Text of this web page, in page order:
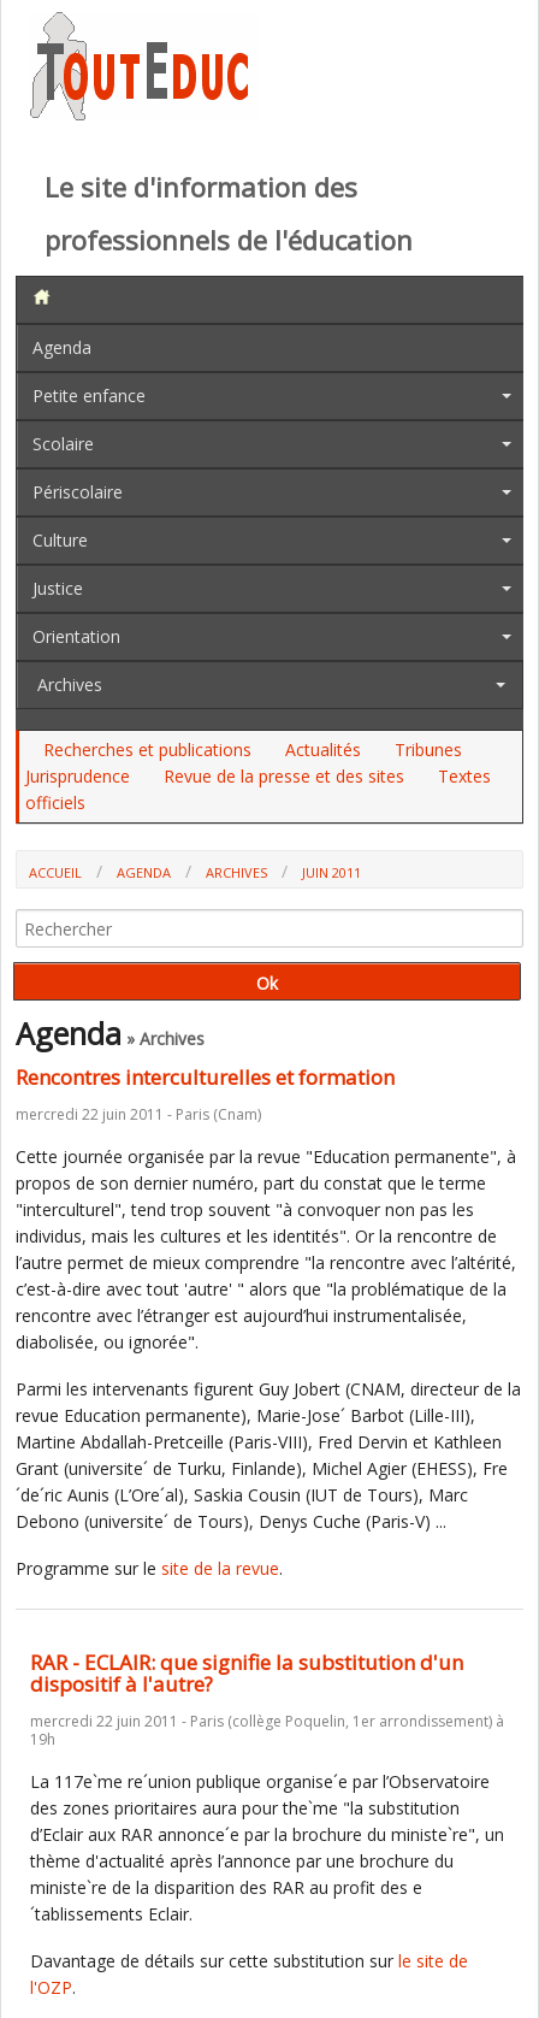
Le site d'information des
professionnels de l'éducation
Agenda
Petite enfance
Scolaire
Périscolaire
Culture
Justice
Orientation
Archives
Recherches et publications Actualités
Tribunes
Jurisprudence
Revue de la presse et des sites
Textes
officiels
ACCUEIL AGENDA ARCHIVES JUIN 2011
Agenda » Archives
Rencontres interculturelles et formation
mercredi 22 juin 2011 - Paris (Cnam)
Cette journée organisée par la revue "Education permanente", à
propos de son dernier numéro, part du constat que le terme
"interculturel", tend trop souvent "à convoquer non pas les
individus, mais les cultures et les identités". Or la rencontre de
l’autre permet de mieux comprendre "la rencontre avec l’altérité,
c’est-à-dire avec tout 'autre' " alors que "la problématique de la
rencontre avec l’étranger est aujourd’hui instrumentalisée,
diabolisée, ou ignorée".
Parmi les intervenants figurent Guy Jobert (CNAM, directeur de la
revue Education permanente), Marie-Jose´ Barbot (Lille-III),
Martine Abdallah-Pretceille (Paris-VIII), Fred Dervin et Kathleen
Grant (universite´ de Turku, Finlande), Michel Agier (EHESS), Fre
´de´ric Aunis (L’Ore´al), Saskia Cousin (IUT de Tours), Marc
Debono (universite´ de Tours), Denys Cuche (Paris-V) ...
Programme sur le site de la revue.
RAR - ECLAIR: que signifie la substitution d'un
dispositif à l'autre?
mercredi 22 juin 2011 - Paris (collège Poquelin, 1er arrondissement) à
19h
La 117e`me re´union publique organise´e par l’Observatoire
des zones prioritaires aura pour the`me "la substitution
d’Eclair aux RAR annonce´e par la brochure du ministe`re", un
thème d'actualité après l’annonce par une brochure du
ministe`re de la disparition des RAR au profit des e
´tablissements Eclair.
Davantage de détails sur cette substitution sur le site de
l'OZP.